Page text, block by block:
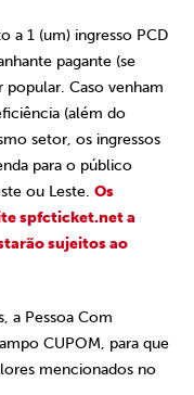
a 1 (um) ingresso PCD
pagante (se
Caso venham
(além do
setor, os ingressos
para o público
ou Leste. Os
spfcticket.net a
sujeitos ao
a Pessoa Com
CUPOM, para que
mencionados no